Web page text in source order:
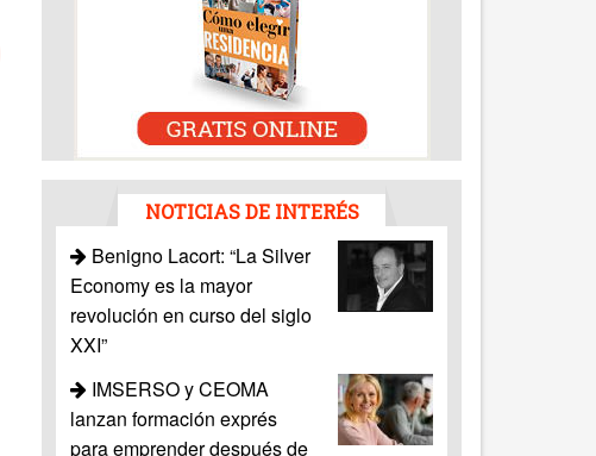
NOTICIAS DE INTERÉS
Benigno Lacort: “La Silver
Economy es la mayor
revolución en curso del siglo
XXI”
IMSERSO y CEOMA
lanzan formación exprés
para emprender después de